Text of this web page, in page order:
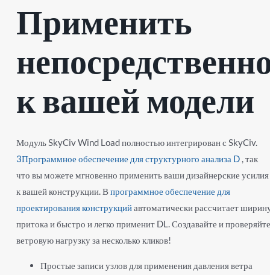
Применить
к вашей модели
Модуль SkyCiv Wind Load полностью интегрирован с SkyCiv.
3Программное обеспечение для структурного анализа D , так
что вы можете мгновенно применить ваши дизайнерские усилия
к вашей конструкции. Впрограммное обеспечение для
проектирования конструкцийавтоматически рассчитает
притока и быстро и легко применит DL. Создавайте и проверяйте
ветровую нагрузку за несколько кликов!
Простые записи узлов для применения давления ветра